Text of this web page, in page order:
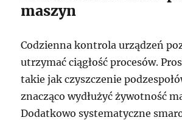
maszyn
Codzienna kontrola urządzeń
utrzymać ciągłość procesów.
takie jak czyszczenie
znacząco wydłużyć żywotność
Dodatkowo systematyczne